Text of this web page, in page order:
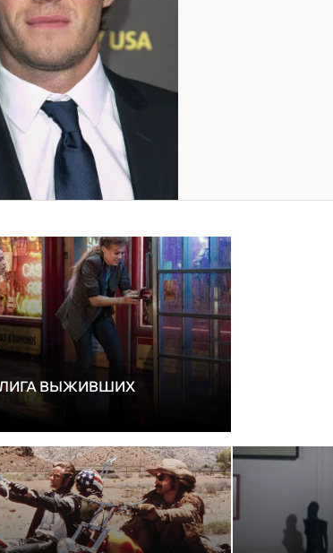
ВЫЖИВШИХ